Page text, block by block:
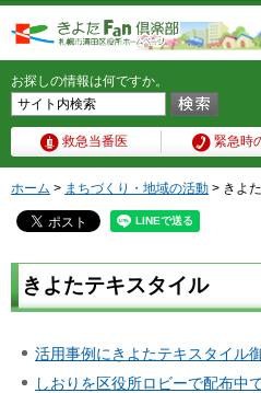
お探しの情報は何ですか。
救急当番医 緊急時
ホーム > まちづくり・地域の活動 > きよ
きよたテキスタイル
活用事例にきよたテキスタイル
しおりを区役所ロビーで配布中